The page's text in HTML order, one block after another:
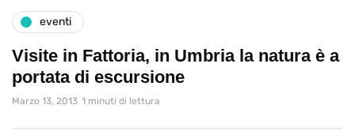
eventi
Visite in Fattoria, in Umbria la natura è a
portata di escursione
Marzo 13, 2013 1 minuti di lettura